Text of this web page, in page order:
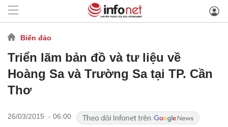
Biển đảo
Triển lãm bản đồ và tư liệu về
Hoàng Sa và Trường Sa tại TP. Cần
Thơ
26/03/2015 - 06:00